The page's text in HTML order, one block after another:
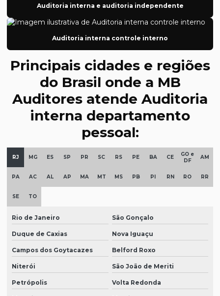
Auditoria interna controle interno
Auditoria interna departamento pessoal
Auditoria interna financeira
Auditoria interna folha de pagamento
Auditoria iso 9001
Auditoria nota técnica atuarial
Auditoria de ocips
Auditoria de pesquisas
Auditoria de sorteios e premiações
Auditoria trabalhista preventiva
Auditoria interna e auditoria independente
Auditoria interna controle interno
Principais cidades e regiões
do Brasil onde a MB
Auditores atende Auditoria
interna departamento
pessoal:
RJ MG ES SP PR SC RS PE BA CE
GO e
DF
AM
PA AC AL AP MA MT MS PB PI RN RO RR
SE TO
Rio de Janeiro São Gonçalo
Duque de Caxias Nova Iguaçu
Campos dos Goytacazes Belford Roxo
Niterói São João de Meriti
Petrópolis Volta Redonda